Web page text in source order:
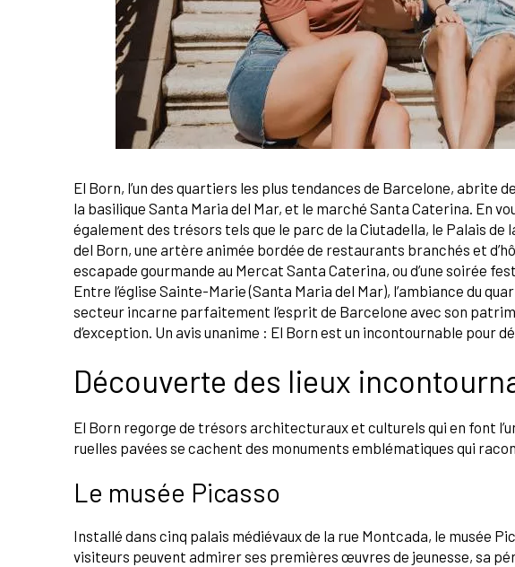
El Born, l’un des quartiers les plus tendances de Barcelone, abrite
la basilique Santa Maria del Mar, et le marché Santa Caterina. En
également des trésors tels que le parc de la Ciutadella, le Palais de
del Born, une artère animée bordée de restaurants branchés et
escapade gourmande au Mercat Santa Caterina, ou d’une soirée
Entre l’église Sainte-Marie (Santa Maria del Mar), l’ambiance du
secteur incarne parfaitement l’esprit de Barcelone avec son
d’exception. Un avis unanime : El Born est un incontournable pour
Découverte des lieux
El Born regorge de trésors architecturaux et culturels qui en font
ruelles pavées se cachent des monuments emblématiques qui
Le musée Picasso
Installé dans cinq palais médiévaux de la rue Montcada, le musée
visiteurs peuvent admirer ses premières œuvres de jeunesse, sa